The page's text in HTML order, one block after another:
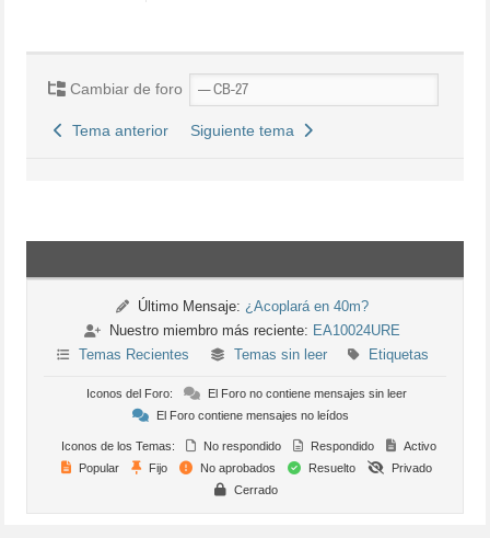
Cambiar de foro
Tema anterior Siguiente tema
Último Mensaje: ¿Acoplará en 40m?
Nuestro miembro más reciente: EA10024URE
Temas Recientes
Temas sin leer Etiquetas
Iconos del Foro:
El Foro no contiene mensajes sin leer
El Foro contiene mensajes no leídos
Iconos de los Temas: No respondido Respondido
Activo
Popular
Fijo No aprobados Resuelto
Privado
Cerrado